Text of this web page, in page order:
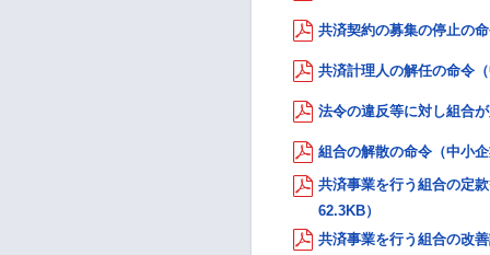
共済契約の募集の停止の
共済計理人の解任の命令
法令の違反等に対し組合
組合の解散の命令（中小
共済事業を行う組合の定
62.3KB）
共済事業を行う組合の改